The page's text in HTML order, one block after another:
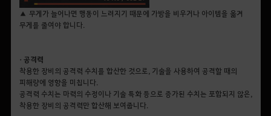
▲ 무게가 늘어나면 행동이 느려지기 때문에 가방을 비우거나 아이템을 옮겨
무게를 줄여야 합니다.
• 공격력
착용한 장비의 공격력 수치를 합산한 것으로, 기술을 사용하여 공격할 때의
피해량에 영향을 미칩니다.
공격력 수치는 마력의 수정이나 기술 특화 등으로 증가된 수치는 포함되지 않은,
착용한 장비의 공격력만 합산해 보여줍니다.